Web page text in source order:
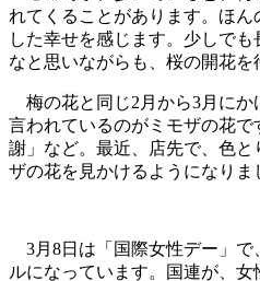
れてくることがあります。ほ
した幸せを感じます。少しで
なと思いながらも、桜の開花を
梅の花と同じ2月から3月にか
言われているのがミモザの花
謝」など。最近、店先で、色
ザの花を見かけるようになりま
3月8日は「国際女性デー」で
ルになっています。国連が、